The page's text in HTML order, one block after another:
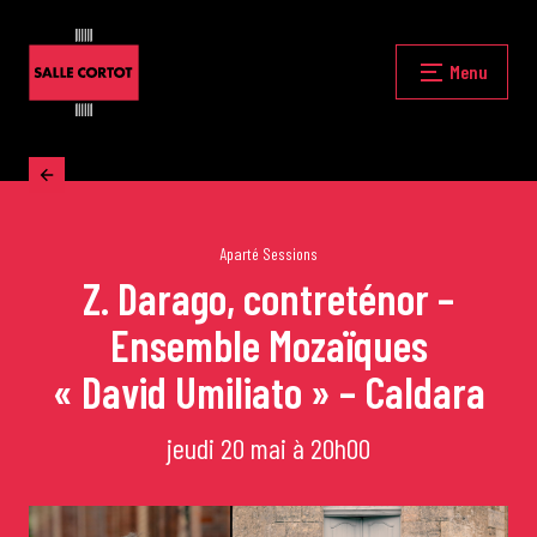
Fermer
Accueil
La programmation
Les grands concerts
Les Masterclasses
Les Rencontres Musicales
Menu
Aparté Sessions
Z. Darago, contreténor –
Ensemble Mozaïques
« David Umiliato » – Caldara
jeudi 20 mai à 20h00